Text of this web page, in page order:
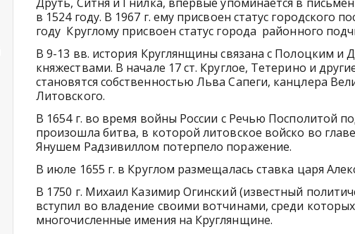
в 1524 году. В 1967 г. ему присвоен статус городского
году Круглому присвоен статус города районного
В 9-13 вв. история Круглянщины связана с Полоцким и
княжествами. В начале 17 ст. Круглое, Тетерино и
становятся собственностью Льва Сапеги, канцлера
Литовского.
В 1654 г. во время войны России с Речью Посполитой
произошла битва, в которой литовское войско во
Янушем Радзивиллом потерпело поражение.
В июле 1655 г. в Круглом размещалась ставка царя
В 1750 г. Михаил Казимир Огинский (известный
вступил во владение своими вотчинами, среди
многочисленные имения на Круглянщине.